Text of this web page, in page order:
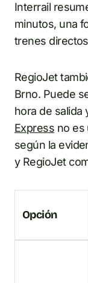
Interrail
minutos, una
trenes
RegioJet
Brno. Puede
hora de salida
Express no es
según la
y RegioJet
Opción